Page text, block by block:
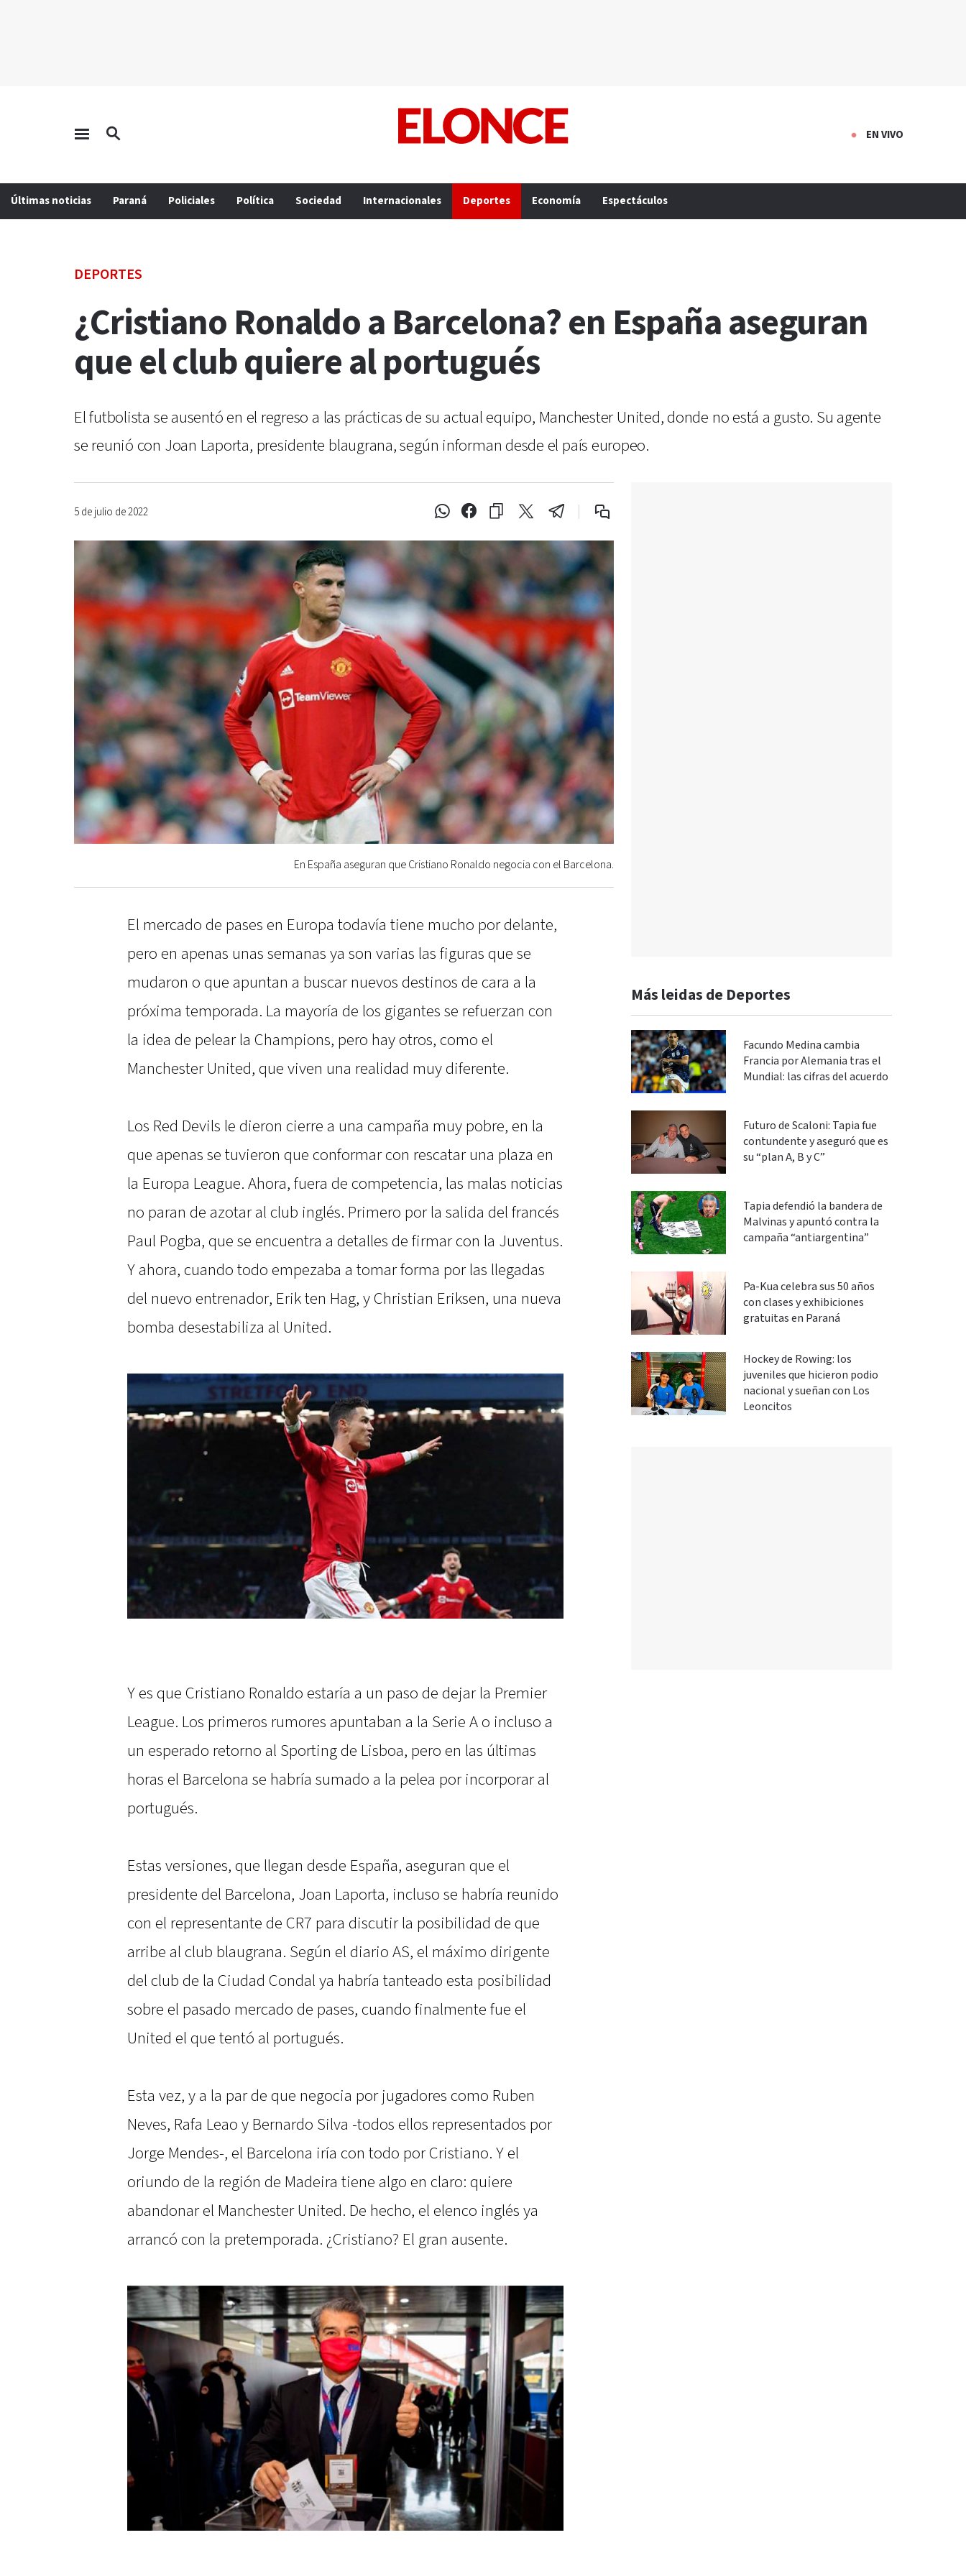
EN VIVO
Últimas noticias Paraná Policiales Política Sociedad Internacionales Deportes Economía Espectáculos
DEPORTES
¿Cristiano Ronaldo a Barcelona? en España aseguran
que el club quiere al portugués
El futbolista se ausentó en el regreso a las prácticas de su actual equipo, Manchester United, donde no está a gusto. Su agente
se reunió con Joan Laporta, presidente blaugrana, según informan desde el país europeo.
5 de julio de 2022
En España aseguran que Cristiano Ronaldo negocia con el Barcelona.
El mercado de pases en Europa todavía tiene mucho por delante,
pero en apenas unas semanas ya son varias las figuras que se
mudaron o que apuntan a buscar nuevos destinos de cara a la
próxima temporada. La mayoría de los gigantes se refuerzan con
la idea de pelear la Champions, pero hay otros, como el
Manchester United, que viven una realidad muy diferente.
Los Red Devils le dieron cierre a una campaña muy pobre, en la
que apenas se tuvieron que conformar con rescatar una plaza en
la Europa League. Ahora, fuera de competencia, las malas noticias
no paran de azotar al club inglés. Primero por la salida del francés
Paul Pogba, que se encuentra a detalles de firmar con la Juventus.
Y ahora, cuando todo empezaba a tomar forma por las llegadas
del nuevo entrenador, Erik ten Hag, y Christian Eriksen, una nueva
bomba desestabiliza al United.
Y es que Cristiano Ronaldo estaría a un paso de dejar la Premier
League. Los primeros rumores apuntaban a la Serie A o incluso a
un esperado retorno al Sporting de Lisboa, pero en las últimas
horas el Barcelona se habría sumado a la pelea por incorporar al
portugués.
Estas versiones, que llegan desde España, aseguran que el
presidente del Barcelona, Joan Laporta, incluso se habría reunido
con el representante de CR7 para discutir la posibilidad de que
arribe al club blaugrana. Según el diario AS, el máximo dirigente
del club de la Ciudad Condal ya habría tanteado esta posibilidad
sobre el pasado mercado de pases, cuando finalmente fue el
United el que tentó al portugués.
Esta vez, y a la par de que negocia por jugadores como Ruben
Neves, Rafa Leao y Bernardo Silva -todos ellos representados por
Jorge Mendes-, el Barcelona iría con todo por Cristiano. Y el
oriundo de la región de Madeira tiene algo en claro: quiere
abandonar el Manchester United. De hecho, el elenco inglés ya
arrancó con la pretemporada. ¿Cristiano? El gran ausente.
Más leidas de Deportes
Facundo Medina cambia
Francia por Alemania tras el
Mundial: las cifras del acuerdo
Futuro de Scaloni: Tapia fue
contundente y aseguró que es
su “plan A, B y C”
Tapia defendió la bandera de
Malvinas y apuntó contra la
campaña “antiargentina”
Pa-Kua celebra sus 50 años
con clases y exhibiciones
gratuitas en Paraná
Hockey de Rowing: los
juveniles que hicieron podio
nacional y sueñan con Los
Leoncitos